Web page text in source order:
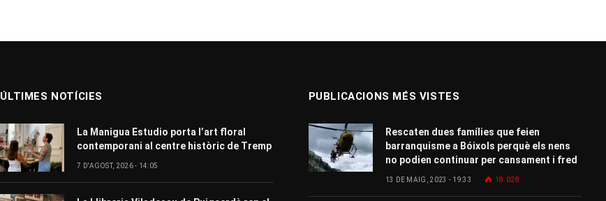
ÚLTIMES NOTÍCIES
La Manigua Estudio porta l’art floral
contemporani al centre històric de Tremp
7 D'AGOST, 2026 - 14:05
PUBLICACIONS MÉS VISTES
Rescaten dues famílies que feien
barranquisme a Bóixols perquè els nens
no podien continuar per cansament i fred
13 DE MAIG, 2023 - 19:33 18.028